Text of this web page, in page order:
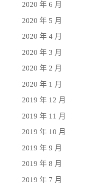
2020 年 6 月
2020 年 5 月
2020 年 4 月
2020 年 3 月
2020 年 2 月
2020 年 1 月
2019 年 12 月
2019 年 11 月
2019 年 10 月
2019 年 9 月
2019 年 8 月
2019 年 7 月